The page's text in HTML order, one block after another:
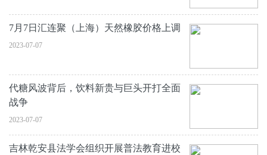
7月7日汇连聚（上海）天然橡胶价格上调
2023-07-07
代糖风波背后，饮料新贵与巨头开打全面
战争
2023-07-07
吉林乾安县法学会组织开展普法教育进校